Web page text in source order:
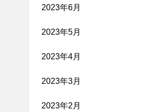
2023年6月
2023年5月
2023年4月
2023年3月
2023年2月